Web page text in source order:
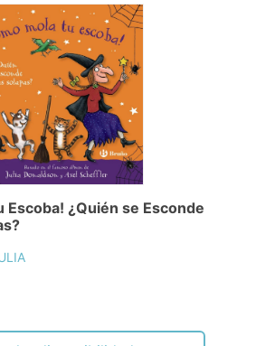
Escoba! ¿Quién se Esconde